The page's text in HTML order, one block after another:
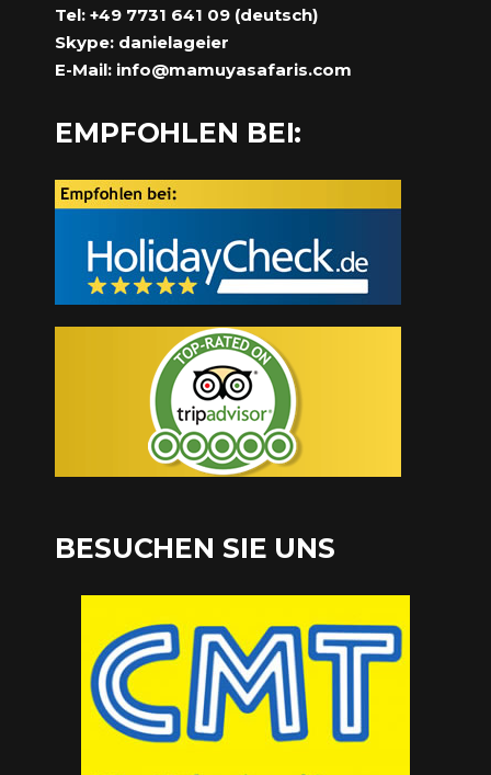
Tel: +49 7731 641 09 (deutsch)
Skype: danielageier
E-Mail: info@mamuyasafaris.com
EMPFOHLEN BEI:
BESUCHEN SIE UNS